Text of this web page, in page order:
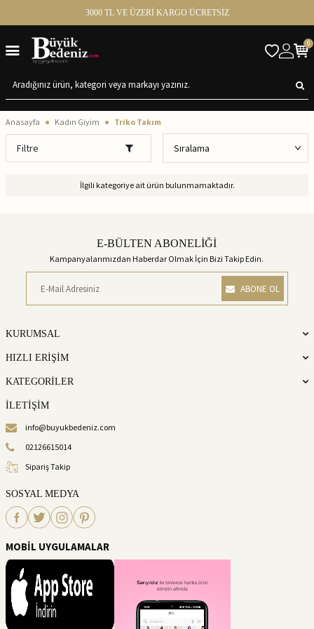
3000 TL VE ÜZERİ KARGO ÜCRETSİZ
0
Anasayfa Kadın Giyim Triko Takım
Filtre
İlgili kategoriye ait ürün bulunmamaktadır.
E-BÜLTEN ABONELİĞİ
Kampanyalarımızdan Haberdar Olmak İçin Bizi Takip Edin.
ABONE OL
KURUMSAL
HIZLI ERİŞİM
KATEGORİLER
İLETİŞİM
info@buyukbedeniz.com
02126615014
Sipariş Takip
SOSYAL MEDYA
MOBİL UYGULAMALAR